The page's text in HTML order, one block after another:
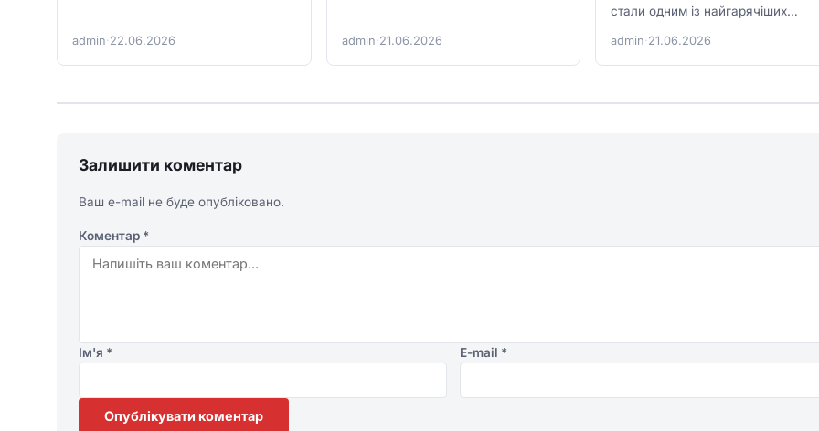
admin·22.06.2026 admin·21.06.2026
стали одним із найгарячіших
автономні системи, кіберзахист і
battlefield…
admin·21.06.2026
Залишити коментар
Ваш e-mail не буде опубліковано.
Коментар *
Ім'я * E-mail *
Опублікувати коментар